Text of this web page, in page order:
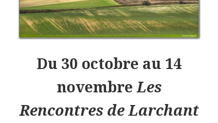
Du 30 octobre au 14
novembreLes
Rencontres de Larchant